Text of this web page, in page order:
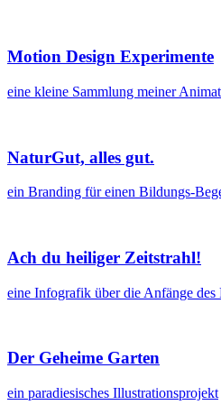
Motion Design Experimente
eine kleine Sammlung meiner
NaturGut, alles gut.
ein Branding für einen Bildungs-
Ach du heiliger Zeitstrahl!
eine Infografik über die Anfänge des
Der Geheime Garten
ein paradiesisches Illustrationsprojekt